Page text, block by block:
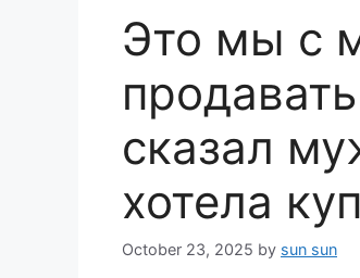
Это мы с
сказал
хотела
October 23, 2025 by sun sun